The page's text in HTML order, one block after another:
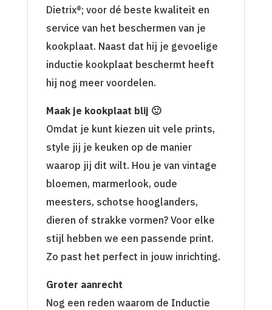
Dietrix®; voor dé beste kwaliteit en
service van het beschermen van je
kookplaat. Naast dat hij je gevoelige
inductie kookplaat beschermt heeft
hij nog meer voordelen.
Maak je kookplaat blij 🙂
Omdat je kunt kiezen uit vele prints,
style jij je keuken op de manier
waarop jij dit wilt. Hou je van vintage
bloemen, marmerlook, oude
meesters, schotse hooglanders,
dieren of strakke vormen? Voor elke
stijl hebben we een passende print.
Zo past het perfect in jouw inrichting.
Groter aanrecht
Nog een reden waarom de Inductie